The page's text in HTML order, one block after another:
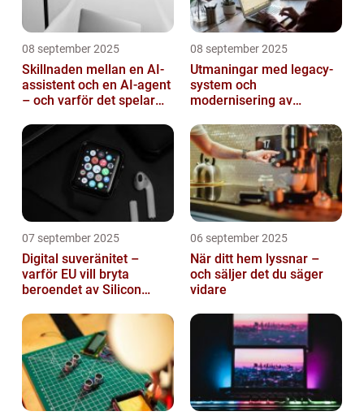
08 september 2025
Skillnaden mellan en AI-
assistent och en AI-agent
– och varför det spelar
08 september 2025
Utmaningar med legacy-
system och
modernisering av
07 september 2025
Digital suveränitet –
varför EU vill bryta
beroendet av Silicon
06 september 2025
När ditt hem lyssnar –
och säljer det du säger
vidare